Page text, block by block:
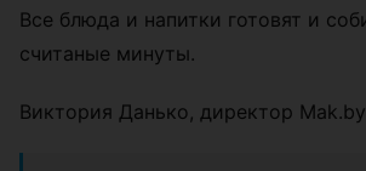
Все блюда и напитки готовят и
считаные минуты.
Виктория Данько, директор